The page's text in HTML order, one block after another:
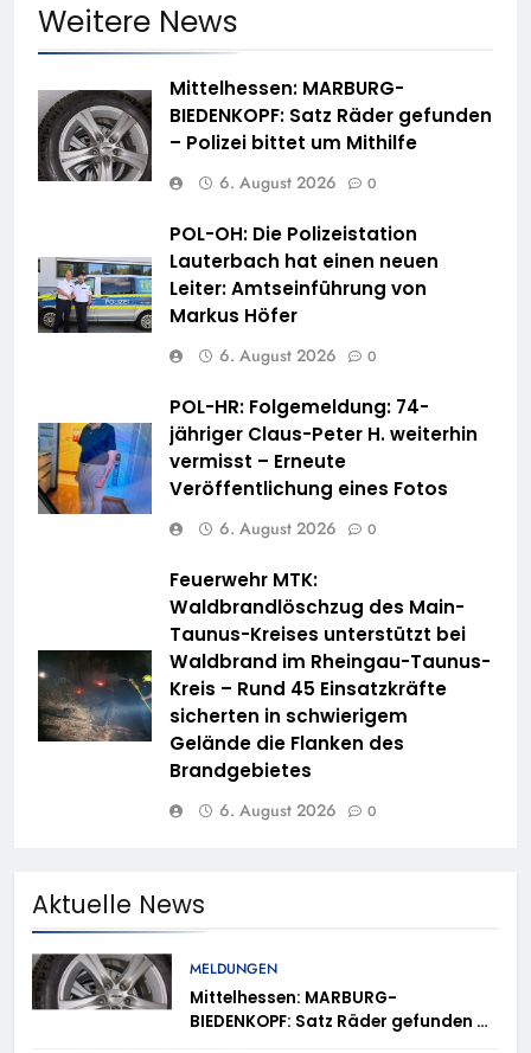
Weitere News
Mittelhessen: MARBURG-
BIEDENKOPF: Satz Räder gefunden
– Polizei bittet um Mithilfe
6. August 2026 0
POL-OH: Die Polizeistation
Lauterbach hat einen neuen
Leiter: Amtseinführung von
Markus Höfer
6. August 2026 0
POL-HR: Folgemeldung: 74-
jähriger Claus-Peter H. weiterhin
vermisst – Erneute
Veröffentlichung eines Fotos
6. August 2026 0
Feuerwehr MTK:
Waldbrandlöschzug des Main-
Taunus-Kreises unterstützt bei
Waldbrand im Rheingau-Taunus-
Kreis – Rund 45 Einsatzkräfte
sicherten in schwierigem
Gelände die Flanken des
Brandgebietes
6. August 2026 0
Aktuelle News
MELDUNGEN
Mittelhessen: MARBURG-
BIEDENKOPF: Satz Räder gefunden –